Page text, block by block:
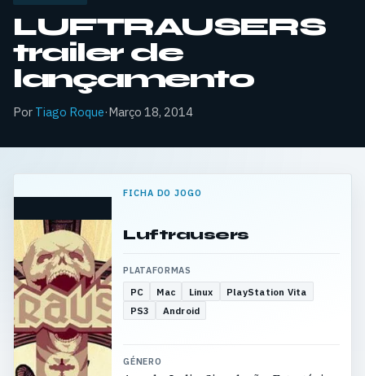
LUFTRAUSERS
trailer de
lançamento
Por Tiago Roque·Março 18, 2014
FICHA DO JOGO
Luftrausers
PLATAFORMAS
PC Mac Linux
PlayStation Vita
PS3
Android
GÉNERO